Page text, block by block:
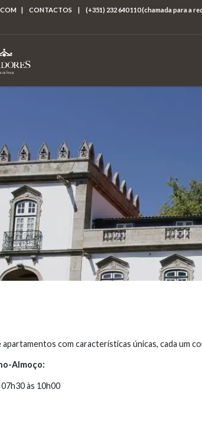
| CONTACTOS | (+351) 232 640 110 (chamada para a
com características únicas, cada um
Almoço:
às 10h00